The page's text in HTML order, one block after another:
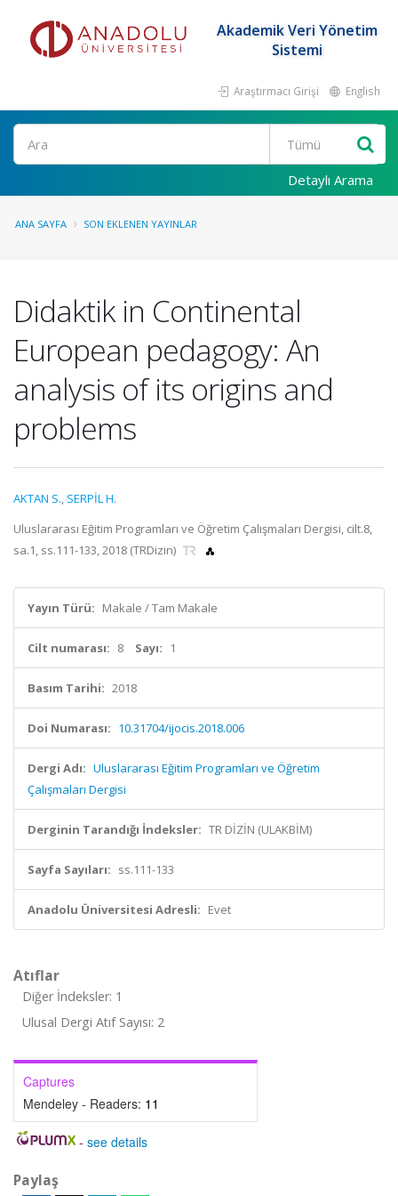
Akademik Veri Yönetim
Sistemi
Araştırmacı Girişi English
Ara
Detaylı Arama
ANA SAYFA SON EKLENEN YAYINLAR
Didaktik in Continental
European pedagogy: An
analysis of its origins and
problems
AKTAN S., SERPİL H.
Uluslararası Eğitim Programları ve Öğretim Çalışmaları Dergisi, cilt.8,
sa.1, ss.111-133, 2018 (TRDizin)
Yayın Türü: Makale / Tam Makale
Cilt numarası: 8 Sayı: 1
Basım Tarihi: 2018
Doi Numarası: 10.31704/ijocis.2018.006
Dergi Adı: Uluslararası Eğitim Programları ve Öğretim
Çalışmaları Dergisi
Derginin Tarandığı İndeksler: TR DİZİN (ULAKBİM)
Sayfa Sayıları: ss.111-133
Anadolu Üniversitesi Adresli: Evet
Atıflar
Diğer İndeksler: 1
Ulusal Dergi Atıf Sayısı: 2
Captures
Mendeley - Readers: 11
- see details
Paylaş